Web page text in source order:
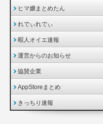
ヒマ嬢まとめたん
れでぃれでぃ
暇人オイエ速報
運営からのお知らせ
協賛企業
AppStoreまとめ
きっちり速報